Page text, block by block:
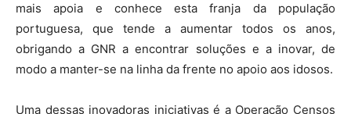
mais apoia e conhece esta franja da população
portuguesa, que tende a aumentar todos os anos,
obrigando a GNR a encontrar soluções e a inovar, de
modo a manter-se na linha da frente no apoio aos idosos.
Uma dessas inovadoras iniciativas é a Operação Censos